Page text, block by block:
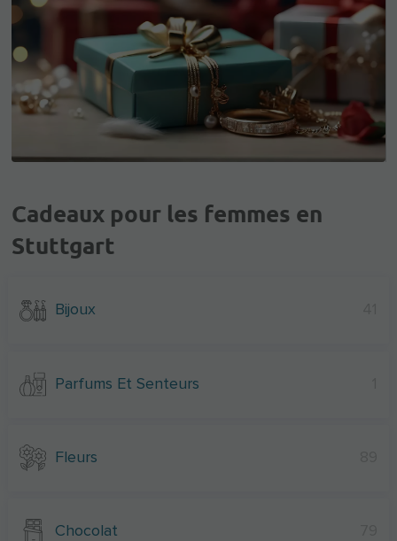
Cadeaux pour les femmes en
Stuttgart
Bijoux
Parfums Et Senteurs
Fleurs
Chocolat